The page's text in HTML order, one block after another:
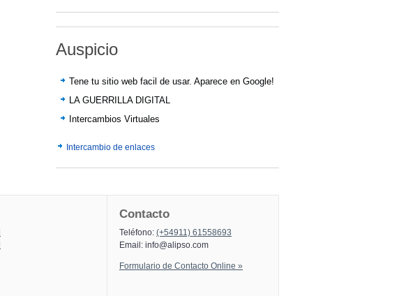
Auspicio
Tene tu sitio web facil de usar. Aparece en Google!
LA GUERRILLA DIGITAL
Intercambios Virtuales
Intercambio de enlaces
Contacto
Teléfono: (+54911) 61558693
Email: info@alipso.com
Formulario de Contacto Online »